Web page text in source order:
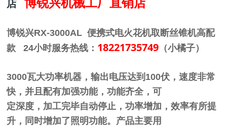
店
博锐兴RX-3000AL 便携式电火花机取断丝锥机高配
款 24小时服务热线： 18221735749 （小橘子）
3000瓦大功率机器，输出电压达到100伏，速度非常
快，并且配有加强功能，功能齐全，可
定深度，加工完毕自动停止，功率增加，效率有所提
升，同时增加了照明功能。产品主要用